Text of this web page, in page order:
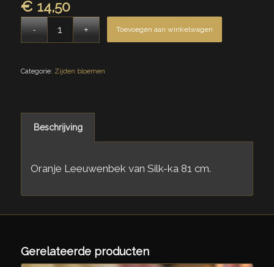
€14,50
Toevoegen aan winkelwagen
Categorie: Zijden bloemen
Beschrijving
Oranje Leeuwenbek van Silk-ka 81 cm.
Gerelateerde producten